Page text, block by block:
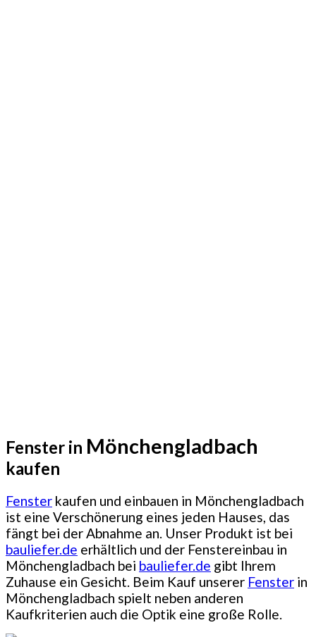
Fenster in Mönchengladbach
kaufen
Fenster kaufen und einbauen in Mönchengladbach
ist eine Verschönerung eines jeden Hauses, das
fängt bei der Abnahme an. Unser Produkt ist bei
bauliefer.de erhältlich und der Fenstereinbau in
Mönchengladbach bei bauliefer.de gibt Ihrem
Zuhause ein Gesicht. Beim Kauf unserer Fenster in
Mönchengladbach spielt neben anderen
Kaufkriterien auch die Optik eine große Rolle.